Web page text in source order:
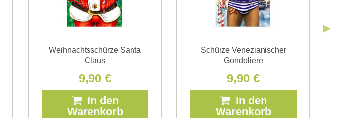
Weihnachtsschürze Santa
Claus
9,90 €
In den
Warenkorb
Schürze Venezianischer
Gondoliere
9,90 €
In den
Warenkorb